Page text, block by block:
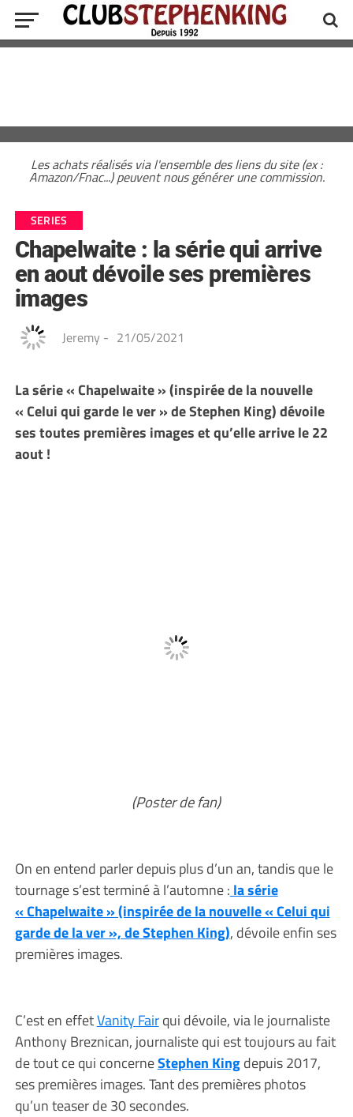
Les achats réalisés via l'ensemble des liens du site (ex :
Amazon/Fnac...) peuvent nous générer une commission.
SERIES
Chapelwaite : la série qui arrive
en aout dévoile ses premières
images
Jeremy - 21/05/2021
La série « Chapelwaite » (inspirée de la nouvelle
« Celui qui garde le ver » de Stephen King) dévoile
ses toutes premières images et qu’elle arrive le 22
aout !
(Poster de fan)
On en entend parler depuis plus d’un an, tandis que le
tournage s’est terminé à l’automne : la série
« Chapelwaite » (inspirée de la nouvelle « Celui qui
garde de la ver », de Stephen King), dévoile enfin ses
premières images.
C’est en effetVanity Fairqui dévoile, via le journaliste
Anthony Breznican, journaliste qui est toujours au fait
de tout ce qui concerneStephen Kingdepuis 2017,
ses premières images. Tant des premières photos
qu’un teaser de 30 secondes.